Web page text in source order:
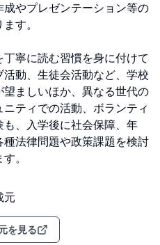
やプレゼンテーション等の
す。
寧に読む習慣を身に付けて
動、生徒会活動など、学校
ましいほか、異なる世代の
ティでの活動、ボランティ
、入学後に社会保障、年
法律問題や政策課題を検討
。
元
を見る